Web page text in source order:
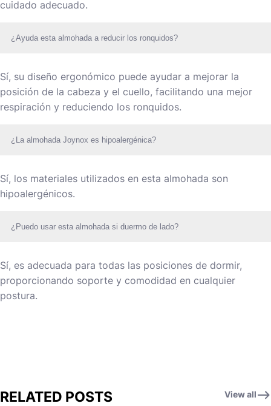
cuidado adecuado.
¿Ayuda esta almohada a reducir los ronquidos?
Sí, su diseño ergonómico puede ayudar a mejorar la
posición de la cabeza y el cuello, facilitando una mejor
respiración y reduciendo los ronquidos.
¿La almohada Joynox es hipoalergénica?
Sí, los materiales utilizados en esta almohada son
hipoalergénicos.
¿Puedo usar esta almohada si duermo de lado?
Sí, es adecuada para todas las posiciones de dormir,
proporcionando soporte y comodidad en cualquier
postura.
RELATED POSTS View all